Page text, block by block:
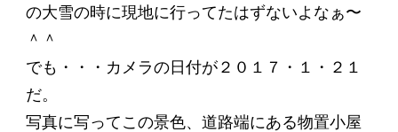
の大雪の時に現地に行ってたはずないよなぁ〜
＾＾
でも・・・カメラの日付が２０１７・１・２１
だ。
写真に写ってこの景色、道路端にある物置小屋